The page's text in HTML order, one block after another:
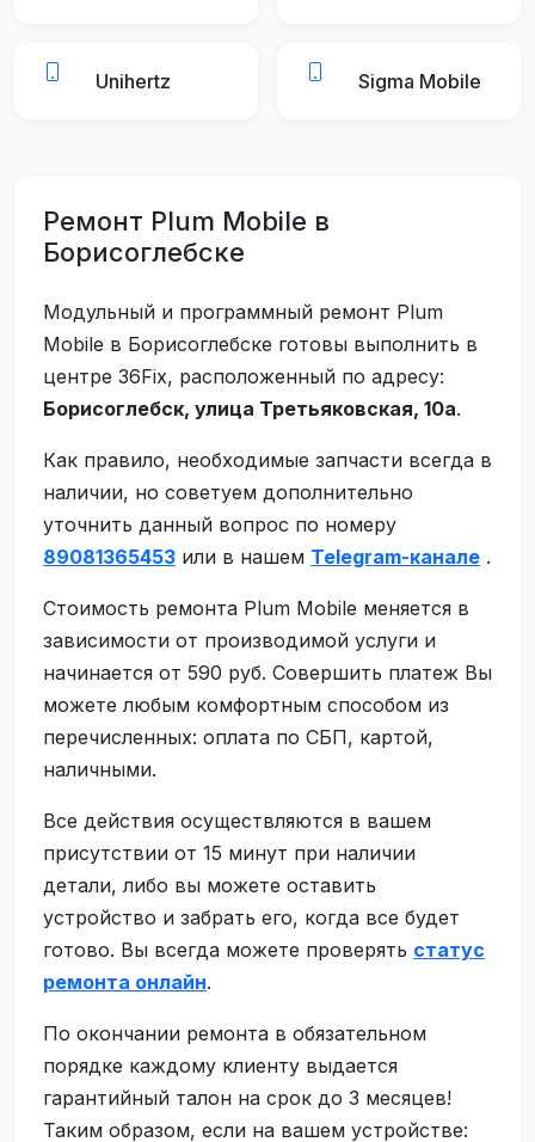
Unihertz Sigma Mobile
Ремонт Plum Mobile в
Борисоглебске
Модульный и программный ремонт Plum
Mobile в Борисоглебске готовы выполнить в
центре 36Fix, расположенный по адресу:
Борисоглебск, улица Третьяковская, 10а.
Как правило, необходимые запчасти всегда в
наличии, но советуем дополнительно
уточнить данный вопрос по номеру
89081365453 или в нашем Telegram-канале .
Стоимость ремонта Plum Mobile меняется в
зависимости от производимой услуги и
начинается от 590 руб. Совершить платеж Вы
можете любым комфортным способом из
перечисленных: оплата по СБП, картой,
наличными.
Все действия осуществляются в вашем
присутствии от 15 минут при наличии
детали, либо вы можете оставить
устройство и забрать его, когда все будет
готово. Вы всегда можете проверять статус
ремонта онлайн.
По окончании ремонта в обязательном
порядке каждому клиенту выдается
гарантийный талон на срок до 3 месяцев!
Таким образом, если на вашем устройстве: